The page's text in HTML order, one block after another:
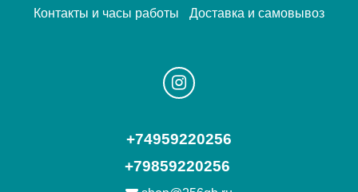
Контакты и часы работы Доставка и самовывоз
+74959220256
+79859220256